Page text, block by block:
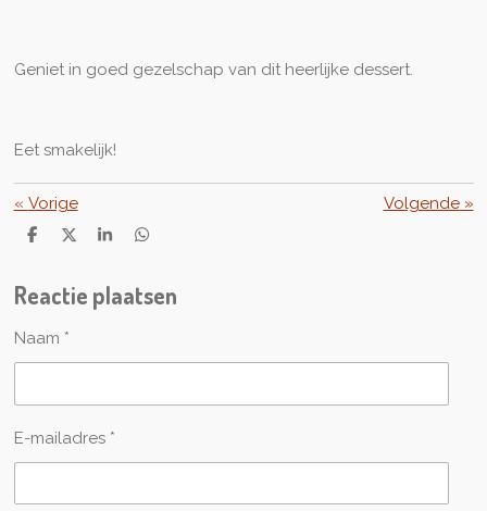
Geniet in goed gezelschap van dit heerlijke dessert.
Eet smakelijk!
« Vorige Volgende»
D
e
n
D
l
S
r
e
D
e
n
Reactie plaatsen
Naam *
E-mailadres *